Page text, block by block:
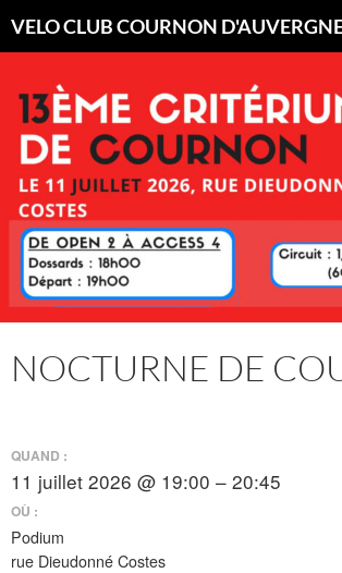
auVELO CLUB COURNON
NOCTURNE DE
QUAND :
11 juillet 2026 @ 19:00 – 20:45
OÙ :
Podium
rue Dieudonné Costes